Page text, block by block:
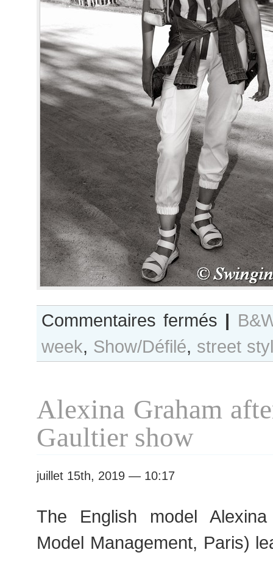
Commentaires fermés sur
B&W
Day
#437
2019
Haute
|
week, Show/Défilé, street
Alexina Graham
Gaultier show
juillet 15th, 2019 — 10:17
The English model
Model Management, Paris)